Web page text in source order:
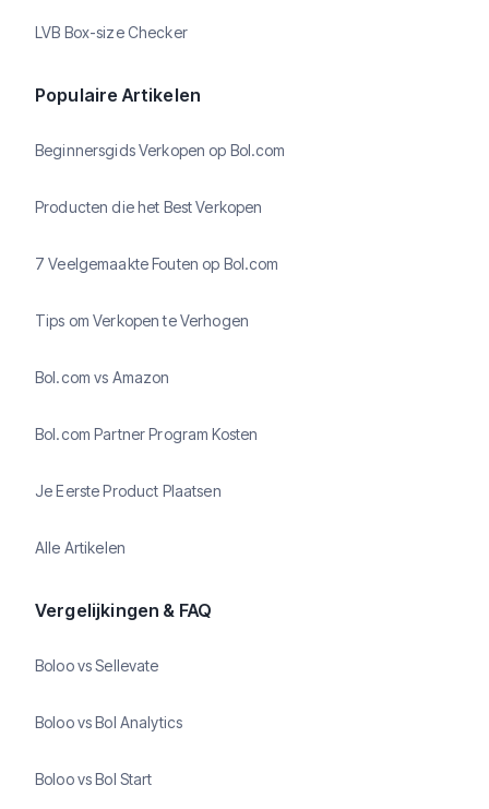
LVB Box-size Checker
Populaire Artikelen
Beginnersgids Verkopen op Bol.com
Producten die het Best Verkopen
7 Veelgemaakte Fouten op Bol.com
Tips om Verkopen te Verhogen
Bol.com vs Amazon
Bol.com Partner Program Kosten
Je Eerste Product Plaatsen
Alle Artikelen
Vergelijkingen & FAQ
Boloo vs Sellevate
Boloo vs Bol Analytics
Boloo vs Bol Start